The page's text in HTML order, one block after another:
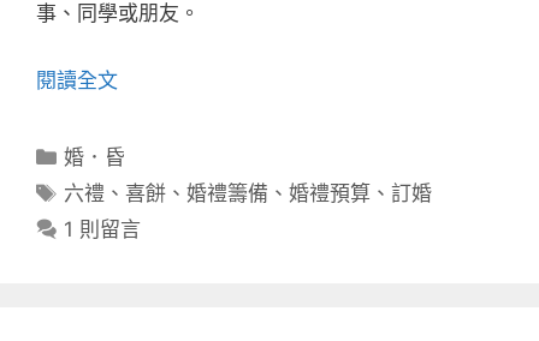
事、同學或朋友。
閱讀全文
分
類
婚．昏
標
籤
六禮 、喜餅 、婚禮籌備 、婚禮預算 、訂婚
1 則留言